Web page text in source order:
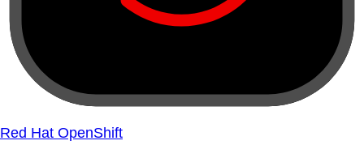
Red Hat OpenShift